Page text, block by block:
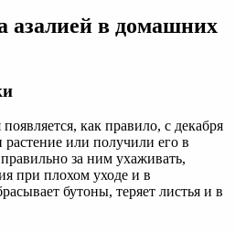
азалией в домашних
как правило, с декабря
или получили его в
за ним ухаживать,
при плохом уходе и в
бутоны, теряет листья и в